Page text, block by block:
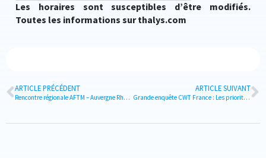
Les horaires sont susceptibles d’être modifiés.
Toutes les informations sur thalys.com
ARTICLE PRÉCÉDENT
Rencontre régionale AFTM – Auvergne Rhône-Alpes le 26.03.2019
ARTICLE SUIVANT
Grande enquête CWT France : Les priorités 2019 en matière de voyages d’affaires et MICE